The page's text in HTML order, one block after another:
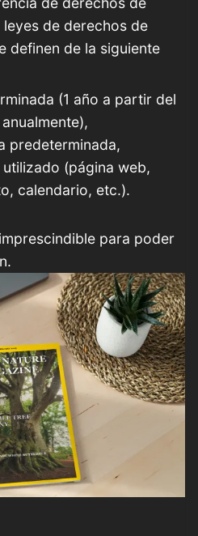
de derechos de
definen de la siguiente
(1 año a partir del
predeterminada,
(página web,
calendario, etc.).
para poder